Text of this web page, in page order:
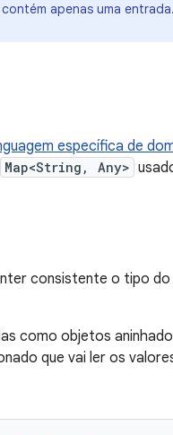
contém apenas uma
específica de
Map<String, Any>
consistente o tipo do
como objetos
que vai ler os